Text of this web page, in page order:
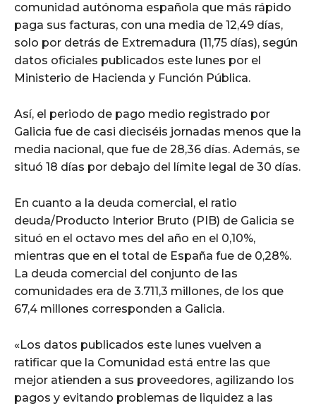
comunidad autónoma española que más rápido
paga sus facturas, con una media de 12,49 días,
solo por detrás de Extremadura (11,75 días), según
datos oficiales publicados este lunes por el
Ministerio de Hacienda y Función Pública.
Así, el periodo de pago medio registrado por
Galicia fue de casi dieciséis jornadas menos que la
media nacional, que fue de 28,36 días. Además, se
situó 18 días por debajo del límite legal de 30 días.
En cuanto a la deuda comercial, el ratio
deuda/Producto Interior Bruto (PIB) de Galicia se
situó en el octavo mes del año en el 0,10%,
mientras que en el total de España fue de 0,28%.
La deuda comercial del conjunto de las
comunidades era de 3.711,3 millones, de los que
67,4 millones corresponden a Galicia.
«Los datos publicados este lunes vuelven a
ratificar que la Comunidad está entre las que
mejor atienden a sus proveedores, agilizando los
pagos y evitando problemas de liquidez a las